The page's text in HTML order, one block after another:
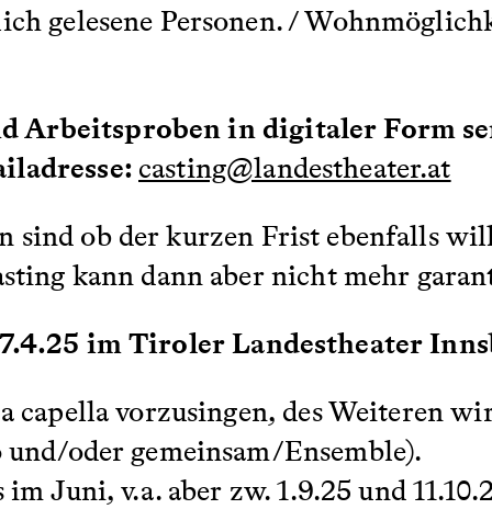
gelesene Personen. /
Arbeitsproben in digitaler Form
casting@landestheater.at
sind ob der kurzen Frist ebenfalls
kann dann aber nicht mehr
im Tiroler Landestheater
capella vorzusingen, des Weiteren
oder gemeinsam/Ensemble).
Juni, v.a. aber zw. 1.9.25 und